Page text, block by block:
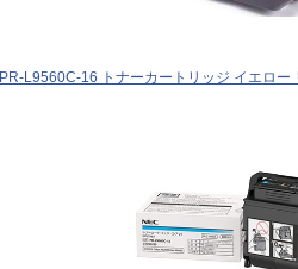
PR-L9560C-16 トナーカートリッジ イエロー